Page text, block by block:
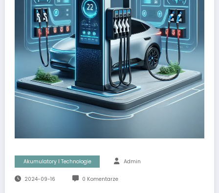
Akumulatory I Technologie Admin
2024-09-16 0 Komentarze